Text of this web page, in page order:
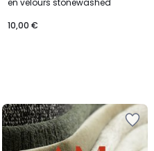
en velours stonewashed
10,00 €